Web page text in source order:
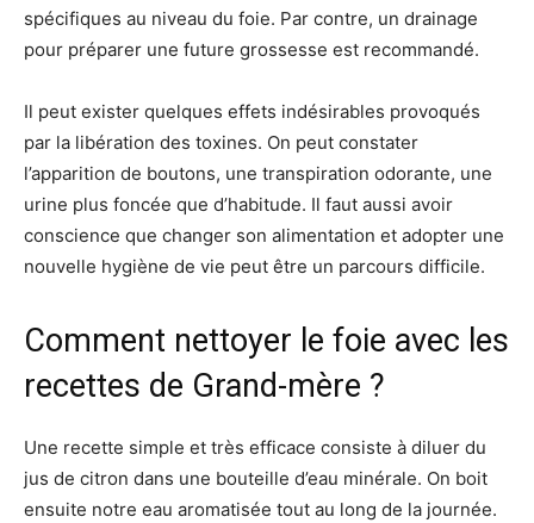
spécifiques au niveau du foie. Par contre, un drainage
pour préparer une future grossesse est recommandé.
Il peut exister quelques effets indésirables provoqués
par la libération des toxines. On peut constater
l’apparition de boutons, une transpiration odorante, une
urine plus foncée que d’habitude. Il faut aussi avoir
conscience que changer son alimentation et adopter une
nouvelle hygiène de vie peut être un parcours difficile.
Comment nettoyer le foie avec les
recettes de Grand-mère ?
Une recette simple et très efficace consiste à diluer du
jus de citron dans une bouteille d’eau minérale. On boit
ensuite notre eau aromatisée tout au long de la journée.